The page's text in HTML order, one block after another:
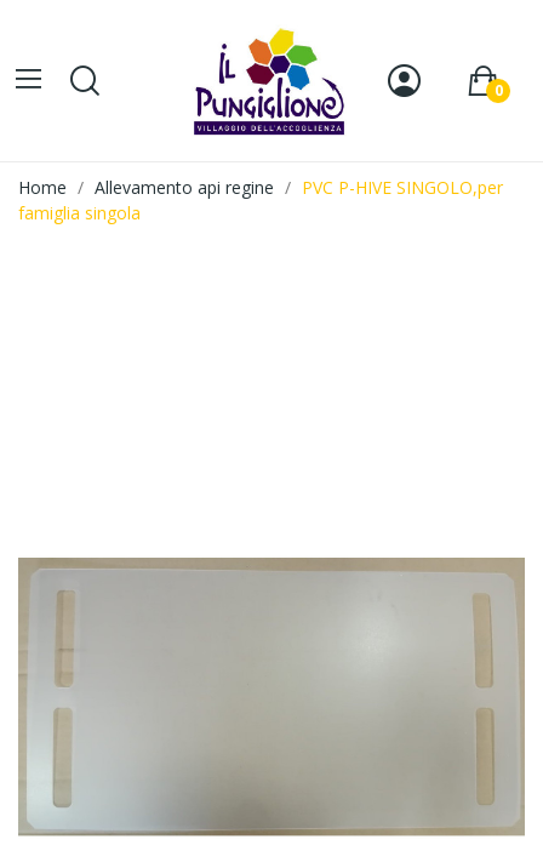
0
Home Allevamento api regine
PVC P-HIVE SINGOLO,per
famiglia singola